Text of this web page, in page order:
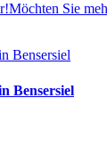
Möchten Sie
Bensersiel